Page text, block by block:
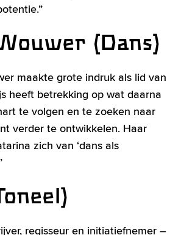
(Dans)
maakte grote indruk als lid van
heeft betrekking op wat daarna
te volgen en te zoeken naar
verder te ontwikkelen. Haar
zich van ‘dans als
regisseur en initiatiefnemer –